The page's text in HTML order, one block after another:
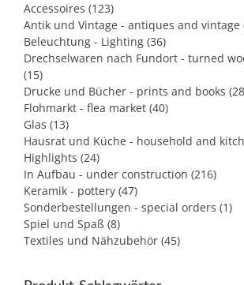
Accessoires (123)
Antik und Vintage - antiques and vintage
Beleuchtung - Lighting (36)
Drechselwaren nach Fundort - turned
(15)
Drucke und Bücher - prints and books
Flohmarkt - flea market (40)
Glas (13)
Hausrat und Küche - household and
Highlights (24)
In Aufbau - under construction (216)
Keramik - pottery (47)
Sonderbestellungen - special orders (1)
Spiel und Spaß (8)
Textiles und Nähzubehör (45)